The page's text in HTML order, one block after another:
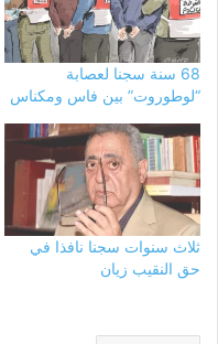
68 سنة سجنا لعصابة
“لوطوروت” بين فاس ومكناس
ثلاث سنوات سجنا نافذا في
حق النقيب زيان